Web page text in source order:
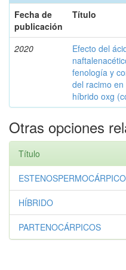
Fecha de
publicación
Título
2020
Efecto del
fenología y
del racimo
híbrido oxg
Otras opciones
Título
HÍBRIDO
PARTENOCÁRPICOS